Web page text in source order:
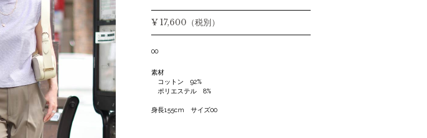
¥ 17,600（税別）
00
素材
コットン 92%
ポリエステル 8%
身長155cm サイズ00